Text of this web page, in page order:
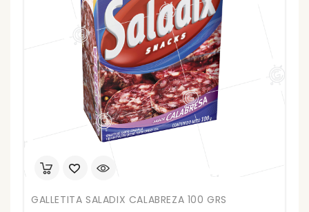
GALLETITA SALADIX CALABREZA 100 GRS